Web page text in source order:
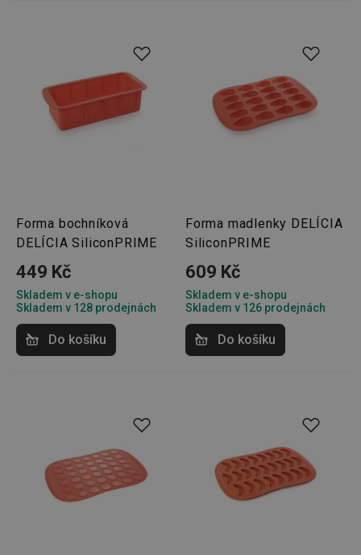
Forma bochníková
DELÍCIA SiliconPRIME
449 Kč
Skladem v e-shopu
Skladem v 128 prodejnách
Do košíku
Forma madlenky DELÍCIA
SiliconPRIME
609 Kč
Skladem v e-shopu
Skladem v 126 prodejnách
Do košíku